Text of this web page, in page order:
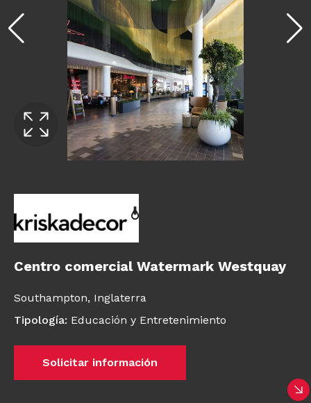
Centro comercial Watermark Westquay
Southampton, Inglaterra
Tipología: Educación y Entretenimiento
Solicitar información